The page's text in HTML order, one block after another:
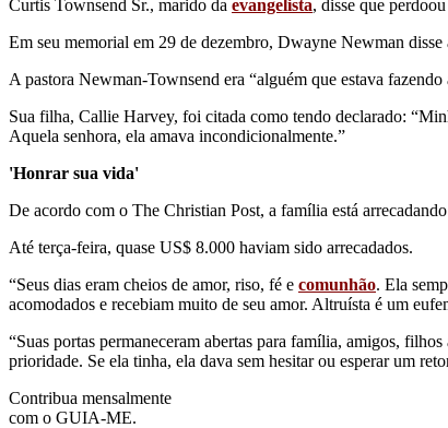
Curtis Townsend Sr., marido da evangelista, disse que
Em seu memorial em 29 de dezembro, Dwayne Newman
A pastora Newman-Townsend era “alguém que estava
Sua filha, Callie Harvey, foi citada como tendo declarado:
Aquela senhora, ela amava incondicionalmente.”
'Honrar sua vida'
De acordo com o The Christian Post, a família está
Até terça-feira, quase US$ 8.000 haviam sido arrecadados.
“Seus dias eram cheios de amor, riso, fé e comunhão. Ela
acomodados e recebiam muito de seu amor. Altruísta é um
“Suas portas permaneceram abertas para família, amigos,
prioridade. Se ela tinha, ela dava sem hesitar ou esperar um
Contribua mensalmente
com o GUIA-ME.